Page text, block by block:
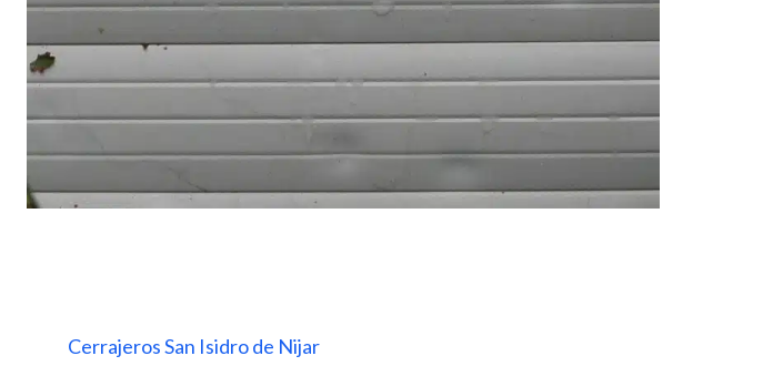
Cerrajeros San Isidro de Nijar